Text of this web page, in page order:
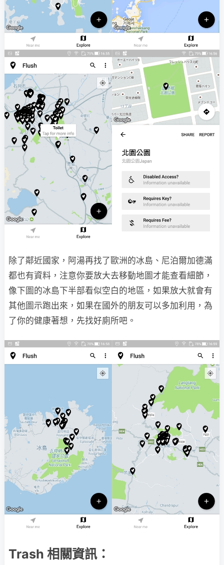
除了鄰近國家，阿湯再找了歐洲的冰島、尼泊爾加德滿
都也有資料，注意你要放大去移動地圖才能查看細節，
像下圖的冰島下半部看似空白的地區，如果放大就會有
其他圖示跑出來，如果在國外的朋友可以多加利用，為
了你的健康著想，先找好廁所吧。
Trash 相關資訊：